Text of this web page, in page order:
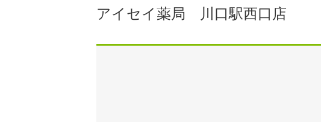
アイセイ薬局 川口駅西口店